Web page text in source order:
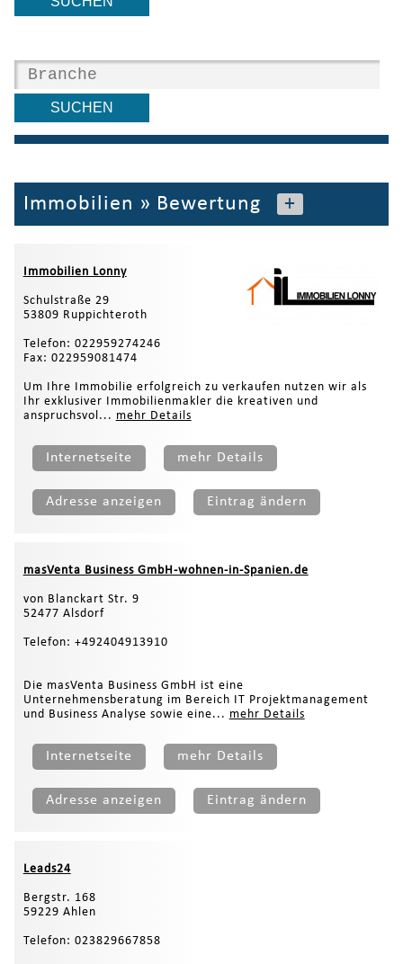
Immobilien » Bewertung +
Immobilien Lonny
Schulstraße 29
53809 Ruppichteroth
Telefon: 022959274246
Fax: 022959081474
Um Ihre Immobilie erfolgreich zu verkaufen nutzen wir als
Ihr exklusiver Immobilienmakler die kreativen und
anspruchsvol... mehr Details
Internetseite mehr Details
Adresse anzeigen Eintrag ändern
masVenta Business GmbH-wohnen-in-Spanien.de
von Blanckart Str. 9
52477 Alsdorf
Telefon: +492404913910
Die masVenta Business GmbH ist eine
Unternehmensberatung im Bereich IT Projektmanagement
und Business Analyse sowie eine... mehr Details
Internetseite mehr Details
Adresse anzeigen Eintrag ändern
Leads24
Bergstr. 168
59229 Ahlen
Telefon: 023829667858